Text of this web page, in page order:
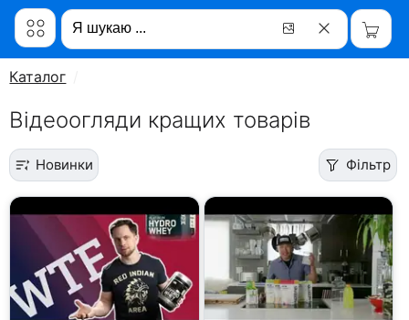
Каталог
Відеоогляди кращих товарів
Новинки Фільтр